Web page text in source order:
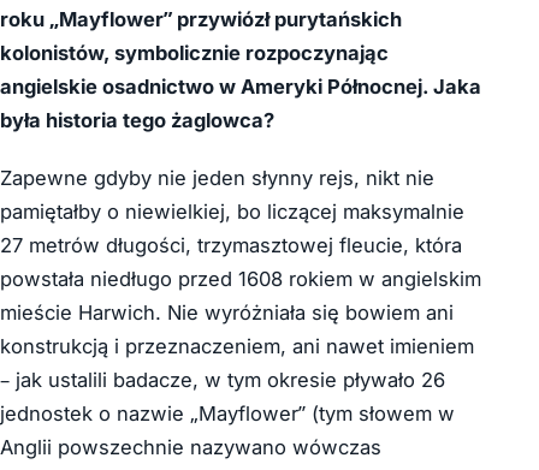
roku „Mayflower” przywiózł purytańskich
kolonistów, symbolicznie rozpoczynając
angielskie osadnictwo w Ameryki Północnej. Jaka
była historia tego żaglowca?
Zapewne gdyby nie jeden słynny rejs, nikt nie
pamiętałby o niewielkiej, bo liczącej maksymalnie
27 metrów długości, trzymasztowej fleucie, która
powstała niedługo przed 1608 rokiem w angielskim
mieście Harwich. Nie wyróżniała się bowiem ani
konstrukcją i przeznaczeniem, ani nawet imieniem
– jak ustalili badacze, w tym okresie pływało 26
jednostek o nazwie „Mayflower” (tym słowem w
Anglii powszechnie nazywano wówczas